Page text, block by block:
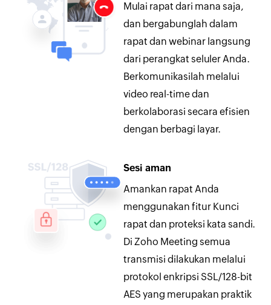
Mulai rapat dari mana saja,
dan bergabunglah dalam
rapat dan webinar langsung
dari perangkat seluler Anda.
Berkomunikasilah melalui
video real-time dan
berkolaborasi secara efisien
dengan berbagi layar.
Sesi aman
Amankan rapat Anda
menggunakan fitur Kunci
rapat dan proteksi kata sandi.
Di Zoho Meeting semua
transmisi dilakukan melalui
protokol enkripsi SSL/128-bit
AES yang merupakan praktik
waktu dan firewall yang
menghalangi. Selalu hadiri
sesi tepat waktu dengan
hanya beberapa klik.
kalender Anda
Otomatis tambahkan acara
menerima undangan rapat
dan notifikasi pendaftaran
webinar di kotak masuk.
Aktifkan sinkronisasi sesi
otomatis yang Anda buat
dengan Zoho dan kalender
Google.